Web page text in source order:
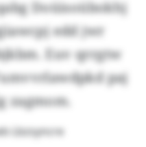
Doüisoübokhj
edd jwr
Euv qrrgtw
paj
zagmom.
Lbzsyncre